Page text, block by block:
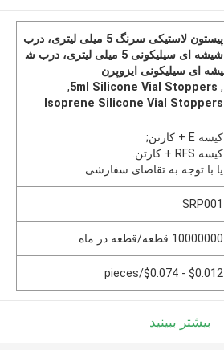
پیستون لاستیکی سرنگ 5 میلی لیتری، درب
شیشه ای سیلیکونی 5 میلی لیتری، درب ش
یشه ای سیلیکونی ایزوپرن
,
5ml Silicone Vial Stoppers
,
Isoprene Silicone Vial Stoppers
کیسه E + کارتن;
کیسه RFS + کارتن.
یا با توجه به تقاضای سفارشی
SRP001
10000000 قطعه/قطعه در ماه
$0.012 - $0.074/pieces
بیشتر ببینید